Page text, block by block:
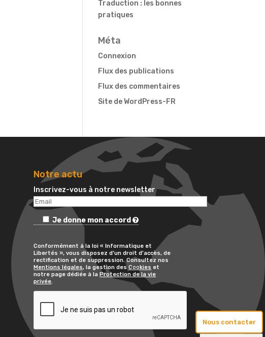
Traduction : les bonnes
pratiques
Méta
Connexion
Flux des publications
Flux des commentaires
Site de WordPress-FR
Notre actu
Inscrivez-vous à notre newsletter
Je donne mon accord
Conformément à la loi « Informatique et
Libertés », vous disposez d’un droit d’accès, de
rectification et de suppression. Consultez nos
Mentions légales, la gestion desCookies et
notre page dédiée à laProtection de la vie
privée
Nous contacter